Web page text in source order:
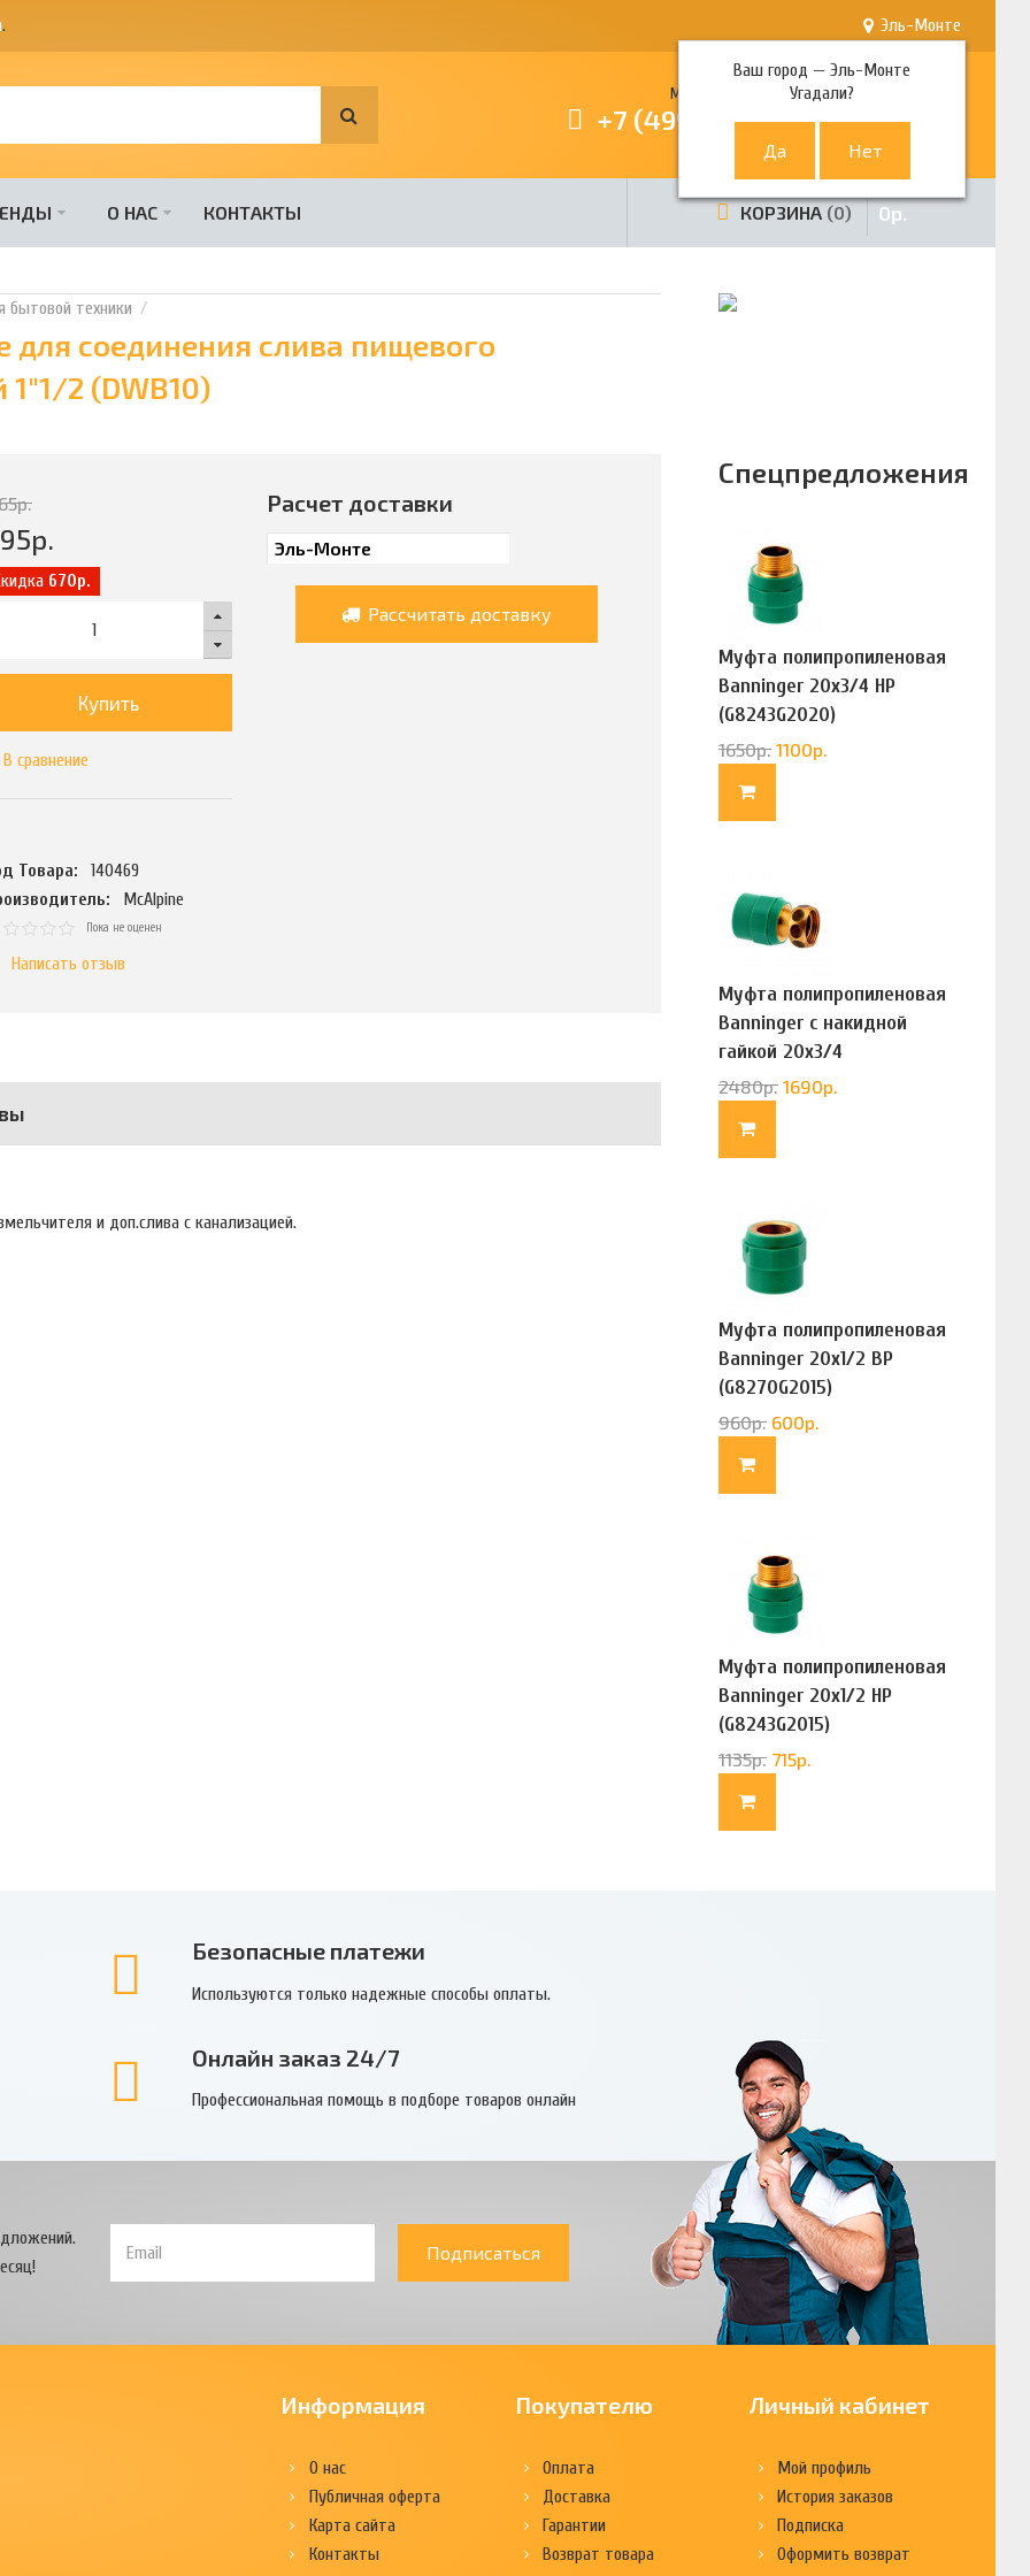
. Эль-Монте
Ваш город —Эль-Монте
Угадали?
Многоканальный телефон
+7 (499) 380-80-80
О НАС КОНТАКТЫ КОРЗИНА 0 0р.
техники
соединения слива пищевого
2 (DWB10)
р.
р.
670р.
Купить
В сравнение
Товара:
140469
McAlpine
Пока не оценен
Написать отзыв
Расчет доставки
Рассчитать доставку
и доп.слива с канализацией.
Спецпредложения
Муфта полипропиленовая
Banninger 20х3/4 НР
(G8243G2020)
1650р. 1100р.
Муфта полипропиленовая
Banninger с накидной
гайкой 20х3/4
(G83322020)
2480р. 1690р.
Муфта полипропиленовая
Banninger 20х1/2 ВР
(G8270G2015)
960р. 600р.
Муфта полипропиленовая
Banninger 20х1/2 НР
(G8243G2015)
1135р. 715р.
Безопасные платежи
Используются только надежные способы оплаты.
Онлайн заказ 24/7
Профессиональная помощь в подборе товаров онлайн
Подписаться
Информация
О нас
Публичная оферта
Карта сайта
Контакты
Покупателю
Оплата
Доставка
Гарантии
Возврат товара
Личный кабинет
Мой профиль
История заказов
Подписка
Оформить возврат